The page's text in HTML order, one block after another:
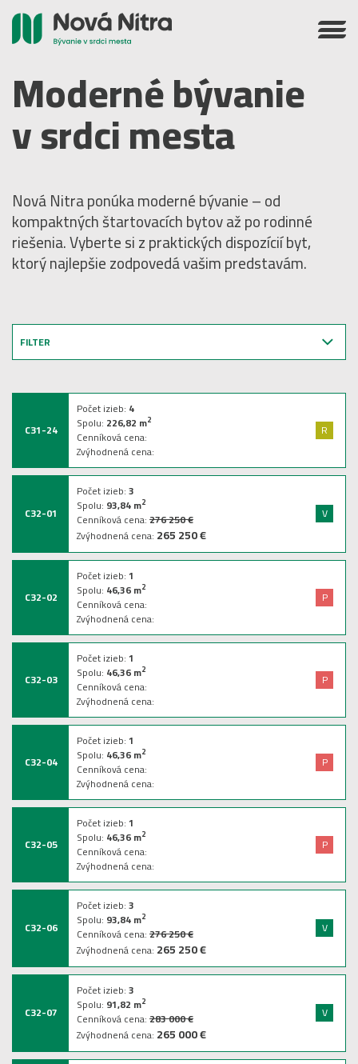
Moderné bývanie
v srdci mesta
Nová Nitra ponúka moderné bývanie – od
kompaktných štartovacích bytov až po rodinné
riešenia. Vyberte si z praktických dispozícií byt,
ktorý najlepšie zodpovedá vašim predstavám.
FILTER
C31-24
Počet izieb: 4
Spolu: 226,82 m2
Cenníková cena:
Zvýhodnená cena:
R
C32-01
Počet izieb:3
Spolu: 93,84m2
Cenníková cena:276 250 €
Zvýhodnená cena: 265 250 €
V
C32-02
Počet izieb:1
Spolu: 46,36m2
Cenníková cena:
Zvýhodnená cena:
P
C32-03
Počet izieb:1
Spolu: 46,36m2
Cenníková cena:
Zvýhodnená cena:
P
C32-04
Počet izieb:1
Spolu: 46,36m2
Cenníková cena:
Zvýhodnená cena:
P
C32-05
Počet izieb:1
Spolu: 46,36m2
Cenníková cena:
Zvýhodnená cena:
P
C32-06
Počet izieb:3
Spolu: 93,84m2
Cenníková cena:276 250 €
Zvýhodnená cena: 265 250 €
V
C32-07
Počet izieb:3
Spolu: 91,82 m2
Cenníková cena:283 000 €
Zvýhodnená cena: 265 000 €
V